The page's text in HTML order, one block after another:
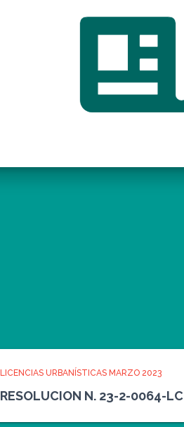
LICENCIAS URBANÍSTICAS MARZO 2023
RESOLUCION N. 23-2-0064-LC